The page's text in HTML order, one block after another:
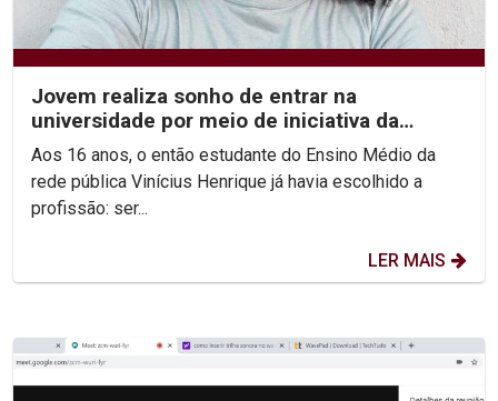
Jovem realiza sonho de entrar na
universidade por meio de iniciativa da
Unicap
Aos 16 anos, o então estudante do Ensino Médio da
rede pública Vinícius Henrique já havia escolhido a
profissão: ser...
LER MAIS